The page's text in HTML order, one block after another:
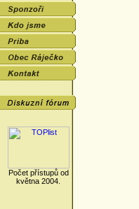
Počet přístupů od
května 2004.